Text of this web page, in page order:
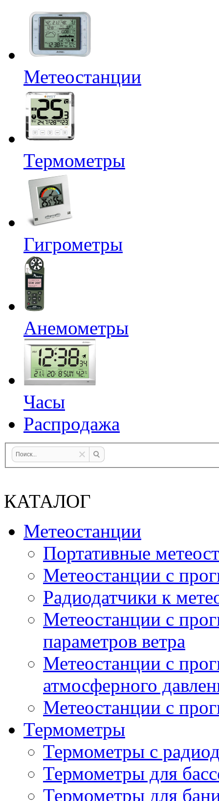
Метеостанции
Термометры
Гигрометры
Анемометры
Часы
Распродажа
КАТАЛОГ
Метеостанции
Портативные
Метеостанции с
Радиодатчики к
Метеостанции с
параметров ветра
Метеостанции с
атмосферного
Метеостанции с
Термометры
Термометры с
Термометры для
Термометры для